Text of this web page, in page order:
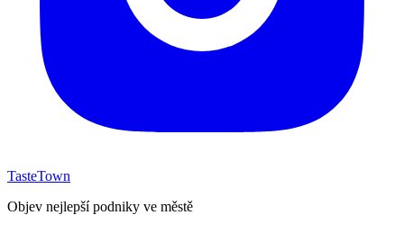
TasteTown
Objev nejlepší podniky ve městě